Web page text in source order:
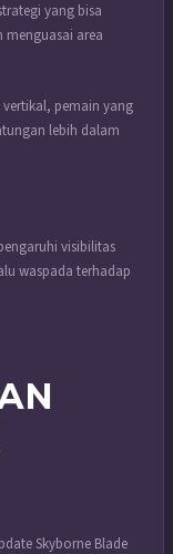
yang bisa
area
pemain yang
lebih dalam
visibilitas
waspada terhadap
Skyborne Blade